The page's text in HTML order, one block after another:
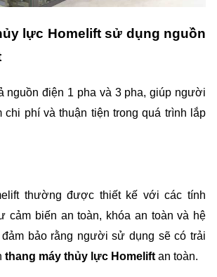
lực Homelift sử dụng nguồn
nguồn điện 1 pha và 3 pha, giúp người
chi phí và thuận tiện trong quá trình lắp
thường được thiết kế với các tính
cảm biến an toàn, khóa an toàn và hệ
bảo rằng người sử dụng sẽ có trải
thang máy thủy lực Homelift an toàn.